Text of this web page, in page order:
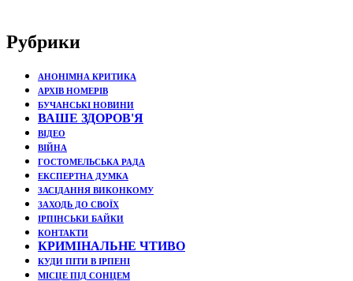
Рубрики
АНОНІМНА КРИТИКА
АРХІВ НОМЕРІВ
БУЧАНСЬКІ НОВИНИ
ВАШЕ ЗДОРОВ'Я
ВІДЕО
ВІЙНА
ГОСТОМЕЛЬСЬКА РАДА
ЕКСПЕРТНА ДУМКА
ЗАСІДАННЯ ВИКОНКОМУ
ЗАХОДЬ ДО СВОЇХ
ІРПІНСЬКИ БАЙКИ
КОНТАКТИ
КРИМІНАЛЬНЕ ЧТИВО
КУДИ ПІТИ В ІРПЕНІ
МІСЦЕ ПІД СОНЦЕМ